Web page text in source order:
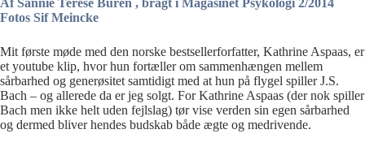
Af Sannie Terese Burén , bragt i Magasinet Psykologi 2/2014
Fotos Sif Meincke
Mit første møde med den norske bestsellerforfatter, Kathrine Aspaas, er
et youtube klip, hvor hun fortæller om sammenhængen mellem
sårbarhed og generøsitet samtidigt med at hun på flygel spiller J.S.
Bach – og allerede da er jeg solgt. For Kathrine Aspaas (der nok spiller
Bach men ikke helt uden fejlslag) tør vise verden sin egen sårbarhed
og dermed bliver hendes budskab både ægte og medrivende.